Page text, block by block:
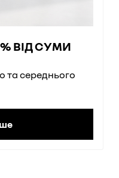
ВІД СУМИ
та середнього